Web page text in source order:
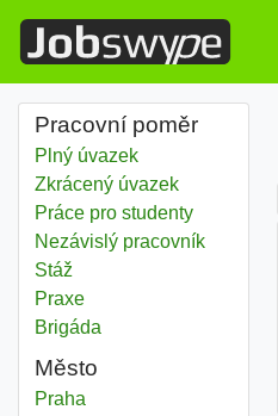
Pracovní poměr
Plný úvazek
Zkrácený úvazek
Práce pro studenty
Nezávislý pracovník
Stáž
Praxe
Brigáda
Město
System description
Praha